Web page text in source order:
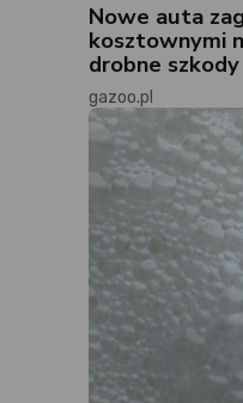
Nowe auta
kosztownymi
drobne szkody
gazoo.pl